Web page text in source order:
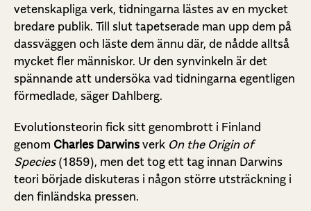
vetenskapliga verk, tidningarna lästes av en mycket
bredare publik. Till slut tapetserade man upp dem på
dassväggen och läste dem ännu där, de nådde alltså
mycket fler människor. Ur den synvinkeln är det
spännande att undersöka vad tidningarna egentligen
förmedlade, säger Dahlberg.
Evolutionsteorin fick sitt genombrott i Finland
genom Charles Darwins verk On the Origin of
Species(1859), men det tog ett tag innan Darwins
teori började diskuteras i någon större utsträckning i
den finländska pressen.